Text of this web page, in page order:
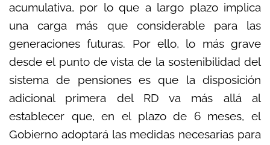
acumulativa, por lo que a largo plazo implica
una carga más que considerable para las
generaciones futuras. Por ello, lo más grave
desde el punto de vista de la sostenibilidad del
sistema de pensiones es que la disposición
adicional primera del RD va más allá al
establecer que, en el plazo de 6 meses, el
Gobierno adoptará las medidas necesarias para